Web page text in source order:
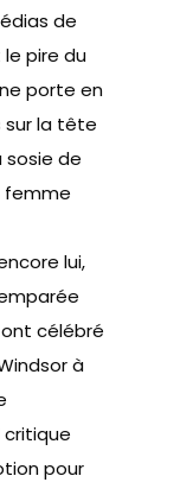
de
pire du
porte en
sur la tête
sosie de
femme
lui,
ont célébré
à
critique
pour